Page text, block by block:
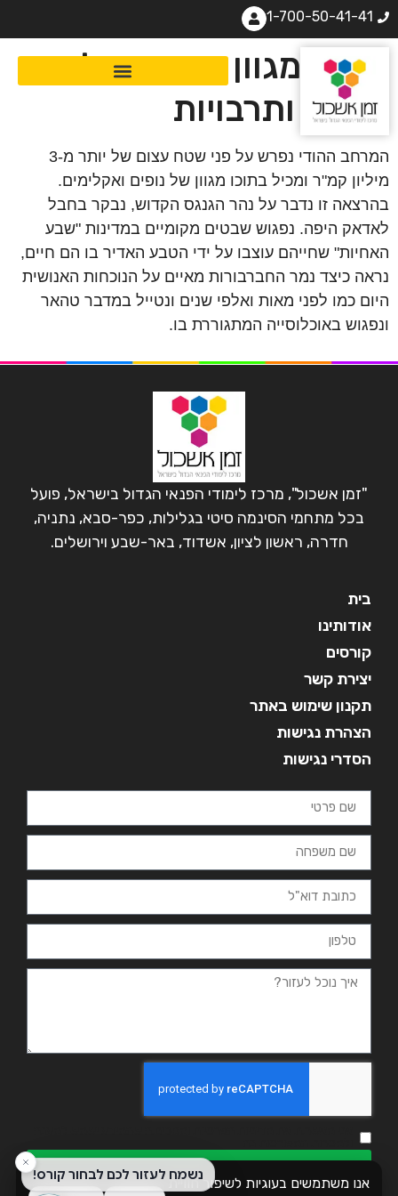
1-700-50-41-41
הודו: מגוון מרהיב של
נופים ותרבויות
המרחב ההודי נפרש על פני שטח עצום של יותר מ-3
מיליון קמ"ר ומכיל בתוכו מגוון של נופים ואקלימים.
בהרצאה זו נדבר על נהר הגנגס הקדוש, נבקר בחבל
לאדאק היפה. נפגוש שבטים מקומיים במדינות "שבע
האחיות" שחייהם עוצבו על ידי הטבע האדיר בו הם חיים,
נראה כיצד נמר החברבורות מאיים על הנוכחות האנושית
היום כמו לפני מאות ואלפי שנים ונטייל במדבר טהאר
ונפגוש באוכלוסייה המתגוררת בו.
"זמן אשכול", מרכז לימודי הפנאי הגדול בישראל, פועל
בכל מתחמי הסינמה סיטי בגלילות, כפר-סבא, נתניה,
חדרה, ראשון לציון, אשדוד, באר-שבע וירושלים.
בית
אודותינו
קורסים
יצירת קשר
תקנון שימוש באתר
הצהרת נגישות
הסדרי נגישות
שליחה
אנו משתמשים בעוגיות לשיפור חוויית